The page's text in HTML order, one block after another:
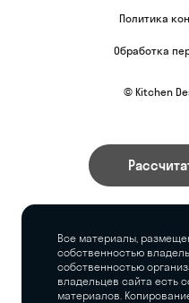
Политика
Обработка
© Kitchen
Все материалы,
собственностью
собственностью
владельцев сайта есть
материалов.